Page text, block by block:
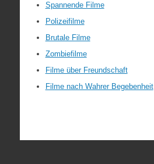
Spannende Filme
Polizeifilme
Brutale Filme
Zombiefilme
Filme über Freundschaft
Filme nach Wahrer Begebenheit